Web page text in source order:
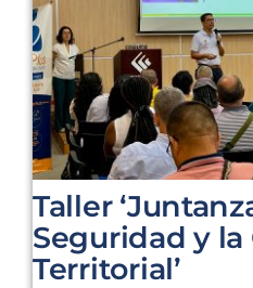
POD
Repositorio
Geovisores
PEIN
Taller
Seguridad y la
Territorial’